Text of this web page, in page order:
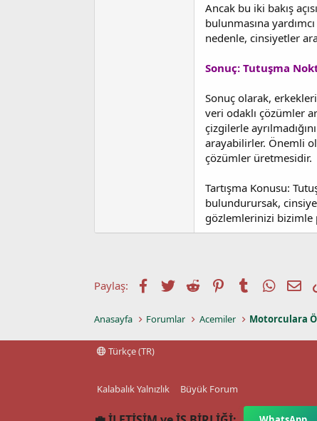
Ancak bu iki bakış
bulunmasına
nedenle, cinsiyetler
Sonuç: Tutuşma
Sonuç olarak,
veri odaklı çözümler
çizgilerle
arayabilirler. Önemli
çözümler üretmesidir.
Tartışma Konusu:
bulundurursak,
gözlemlerinizi bizimle
Paylaş: Facebook
TwitterReddit PinterestTumblr E-
Anasayfa Forumlar Acemiler Motorculara
Türkçe (TR)
Kalabalık Yalnızlık Büyük Forum